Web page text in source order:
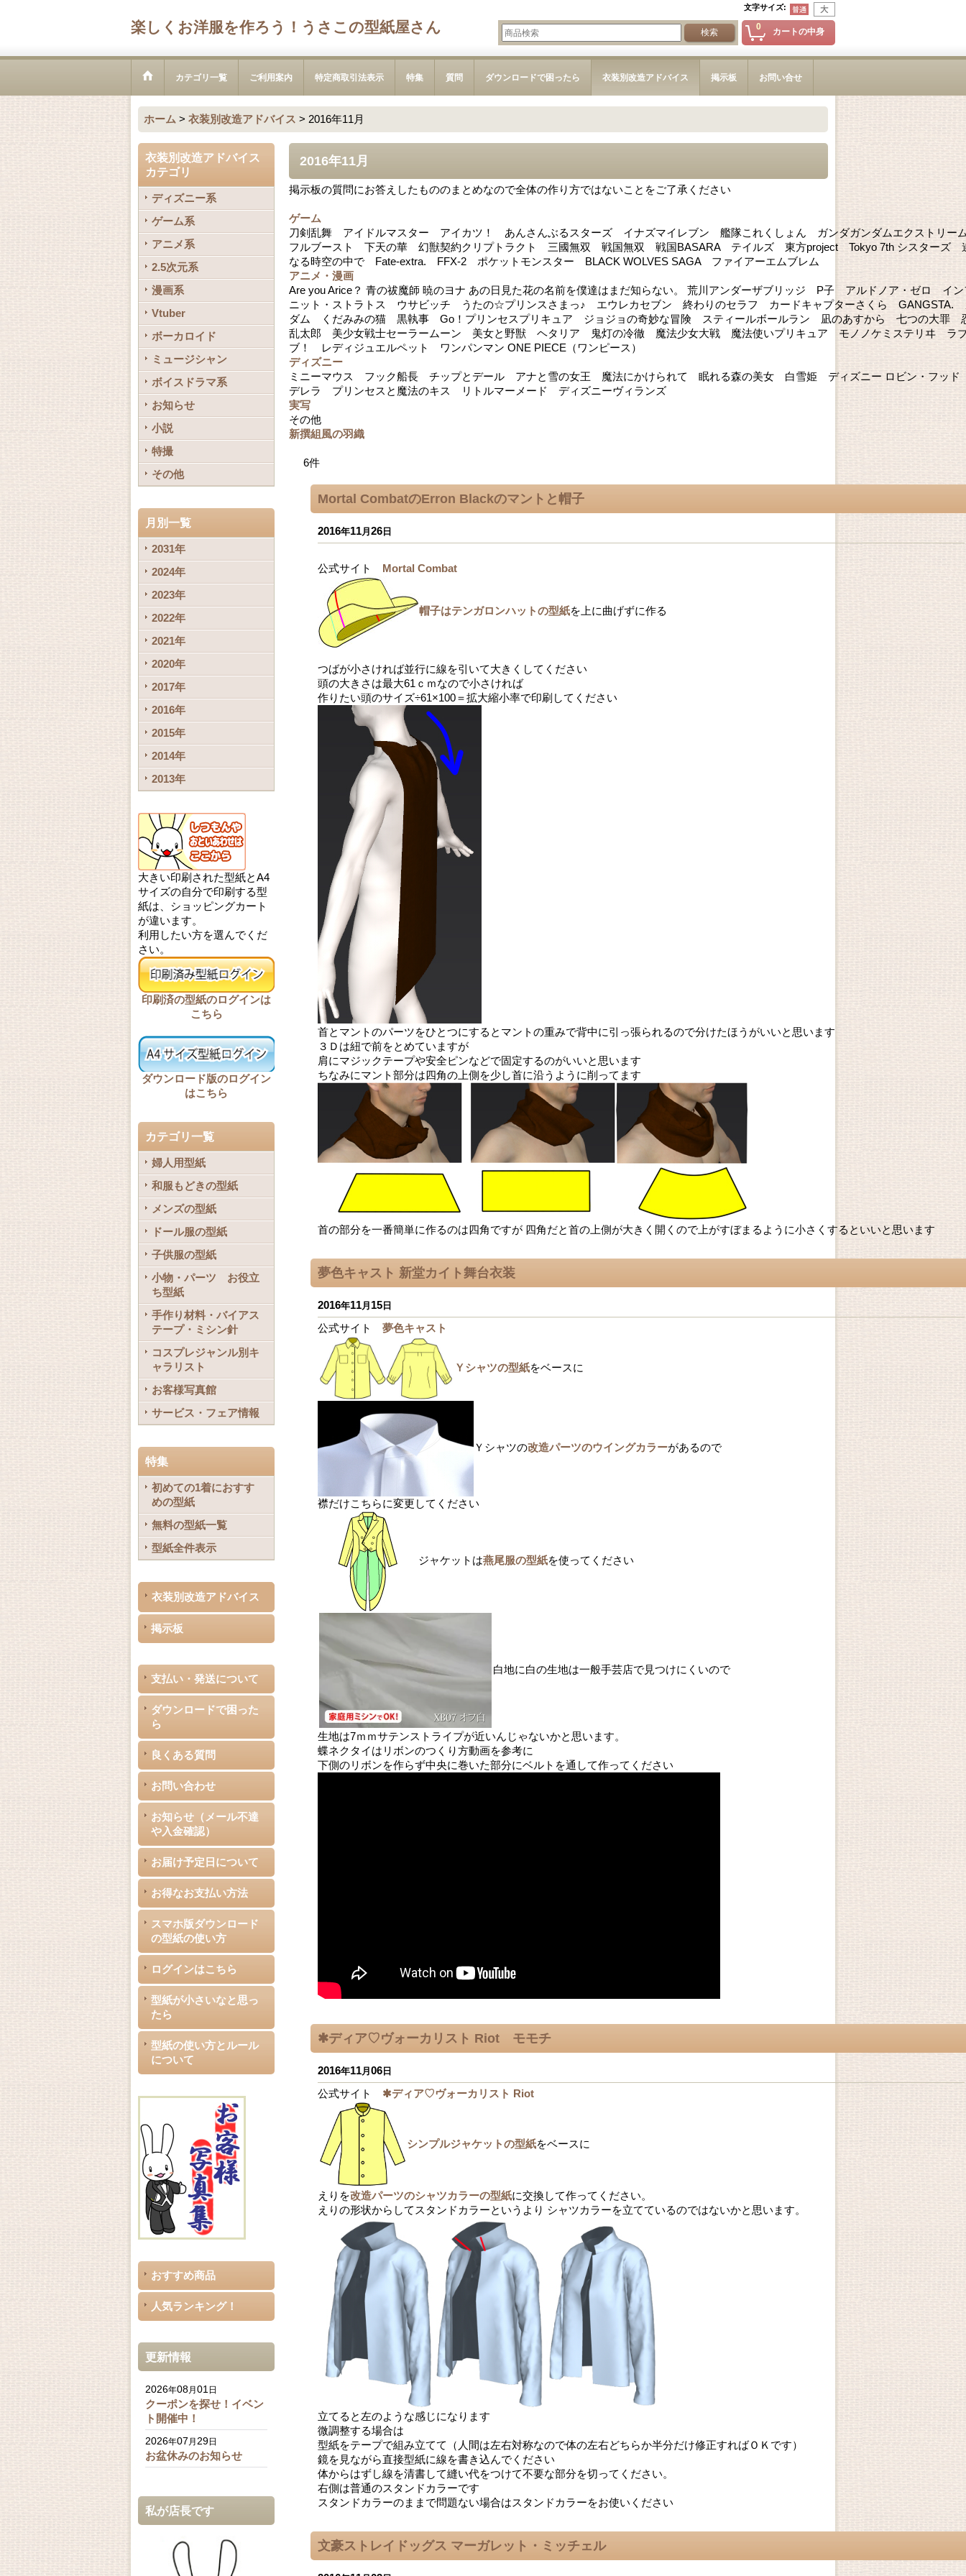
文字サイズ:
楽しくお洋服を作ろう！うさこの型紙屋さん 0 カートの中身
カテゴリ一覧 ご利用案内 特定商取引法表示 特集 質問 ダウンロードで困ったら 衣装別改造アドバイス 掲示板 お問い合せ
ホーム > 衣装別改造アドバイス > 2016年11月
衣装別改造アドバイス
カテゴリ
ディズニー系
ゲーム系
アニメ系
2.5次元系
漫画系
Vtuber
ボーカロイド
ミュージシャン
ボイスドラマ系
お知らせ
小説
特撮
その他
月別一覧
2031年
2024年
2023年
2022年
2021年
2020年
2017年
2016年
2015年
2014年
2013年
大きい印刷された型紙とA4
サイズの自分で印刷する型
紙は、ショッピングカート
が違います。
利用したい方を選んでくだ
さい。
印刷済の型紙のログインは
こちら
ダウンロード版のログイン
はこちら
カテゴリ一覧
婦人用型紙
和服もどきの型紙
メンズの型紙
ドール服の型紙
子供服の型紙
小物・パーツ お役立
ち型紙
手作り材料・バイアス
テープ・ミシン針
コスプレジャンル別キ
ャラリスト
お客様写真館
サービス・フェア情報
特集
初めての1着におすす
めの型紙
無料の型紙一覧
型紙全件表示
衣装別改造アドバイス
掲示板
支払い・発送について
ダウンロードで困った
ら
良くある質問
お問い合わせ
お知らせ（メール不達
や入金確認）
お届け予定日について
お得なお支払い方法
スマホ版ダウンロード
の型紙の使い方
ログインはこちら
型紙が小さいなと思っ
たら
型紙の使い方とルール
について
おすすめ商品
人気ランキング！
更新情報
2026年08月01 日
クーポンを探せ！イベン
ト開催中！
2026年07 月 29日
お盆休みのお知らせ
私が店長です
2016年11月
掲示板の質問にお答えしたもののまとめなので全体の作り方ではないことをご了承ください
ゲーム
刀剣乱舞 アイドルマスター アイカツ！ あんさんぶるスターズ イナズマイレブン 艦隊これくしょん ガンダガンダムエクストリー
フルブースト 下天の華 幻獣契約クリプトラクト 三國無双 戦国無双 戦国BASARA テイルズ 東方project Tokyo 7th シスターズ
なる時空の中で Fate-extra. FFX-2 ポケットモンスター BLACK WOLVES SAGA ファイアーエムブレム
アニメ・漫画
Are you Arice？ 青の祓魔師 暁のヨナ あの日見た花の名前を僕達はまだ知らない。 荒川アンダーザブリッジ P子 アルドノア・ゼロ イン
ニット・ストラトス ウサビッチ うたの☆プリンスさまっ♪ エウレカセブン 終わりのセラフ カードキャプターさくら GANGSTA.
ダム くだみみの猫 黒執事 Go！プリンセスプリキュア ジョジョの奇妙な冒険 スティールボールラン 凪のあすから 七つの大罪
乱太郎 美少女戦士セーラームーン 美女と野獣 ヘタリア 鬼灯の冷徹 魔法少女大戦 魔法使いプリキュア モノノケミステリヰ ラ
ブ！ レディジュエルペット ワンパンマン ONE PIECE（ワンピース）
ディズニー
ミニーマウス フック船長 チップとデール アナと雪の女王 魔法にかけられて 眠れる森の美女 白雪姫 ディズニー ロビン・フッ
デレラ プリンセスと魔法のキス リトルマーメード ディズニーヴィランズ
実写
その他
新撰組風の羽織
6件
Mortal CombatのErron Blackのマントと帽子
2016年11月 26 日
公式サイト Mortal Combat
帽子はテンガロンハットの型紙を上に曲げずに作る
つばが小さければ並行に線を引いて大きくしてください
頭の大きさは最大61ｃｍなので小さければ
作りたい頭のサイズ÷61×100＝拡大縮小率で印刷してください
首とマントのパーツをひとつにするとマントの重みで背中に引っ張られるので分けたほうがいいと思います
３Ｄは紐で前をとめていますが
肩にマジックテープや安全ピンなどで固定するのがいいと思います
ちなみにマント部分は四角の上側を少し首に沿うように削ってます
首の部分を一番簡単に作るのは四角ですが 四角だと首の上側が大きく開くので上がすぼまるように小さくするといいと思います
夢色キャスト 新堂カイト舞台衣装
2016年11月 15 日
公式サイト 夢色キャスト
Ｙシャツの型紙をベースに
Ｙシャツの改造パーツのウイングカラーがあるので
襟だけこちらに変更してください
ジャケットは燕尾服の型紙を使ってください
白地に白の生地は一般手芸店で見つけにくいので
生地は7ｍｍサテンストライプが近いんじゃないかと思います。
蝶ネクタイはリボンのつくり方動画を参考に
下側のリボンを作らず中央に巻いた部分にベルトを通して作ってください
✱ディア♡ヴォーカリスト Riot モモチ
2016年11月 06 日
公式サイト ✱ディア♡ヴォーカリスト Riot
シンプルジャケットの型紙をベースに
えりを改造パーツのシャツカラーの型紙に交換して作ってください。
えりの形状からしてスタンドカラーというより シャツカラーを立てているのではないかと思います。
立てると左のような感じになります
微調整する場合は
型紙をテープで組み立てて（人間は左右対称なので体の左右どちらか半分だけ修正すればＯＫです）
鏡を見ながら直接型紙に線を書き込んでください
体からはずし線を清書して縫い代をつけて不要な部分を切ってください。
右側は普通のスタンドカラーです
スタンドカラーのままで問題ない場合はスタンドカラーをお使いください
文豪ストレイドッグス マーガレット・ミッチェル